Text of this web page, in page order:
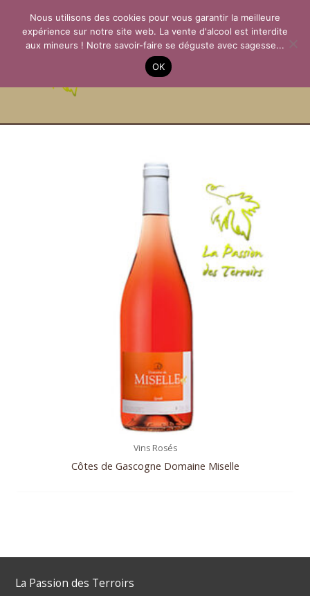
contenu
La Passion des
Terroirs
Vins Rosés
Côtes de Gascogne Domaine Miselle
La Passion des Terroirs
Nous utilisons des cookies pour vous garantir la meilleure
expérience sur notre site web. La vente d'alcool est interdite
aux mineurs ! Notre savoir-faire se déguste avec sagesse...
OK